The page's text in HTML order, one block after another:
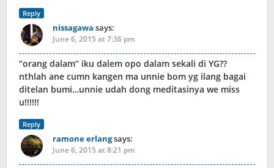
Reply
nissagawa says:
June 6, 2015 at 7:36 pm
“orang dalam” iku dalem opo dalam sekali di YG??
nthlah ane cumn kangen ma unnie bom yg ilang bagai
ditelan bumi…unnie udah dong meditasinya we miss
u!!!!!!
Reply
ramone erlangsays:
June 6, 2015 at 8:21 pm